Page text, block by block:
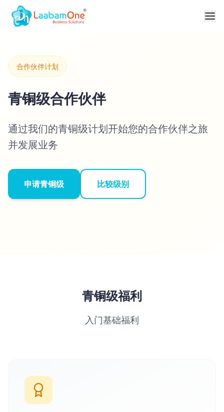
合作伙伴计划
青铜级合作伙伴
通过我们的青铜级计划开始您的合作伙伴之旅
并发展业务
申请青铜级 比较级别
青铜级福利
入门基础福利